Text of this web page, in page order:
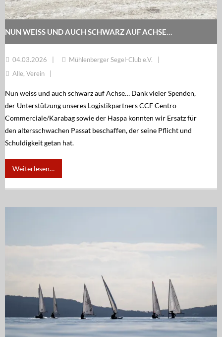
NUN WEISS UND AUCH SCHWARZ AUF ACHSE…
04.03.2026
Mühlenberger Segel-Club e.V.
Alle, Verein
Nun weiss und auch schwarz auf Achse… Dank vieler Spenden,
der Unterstützung unseres Logistikpartners CCF Centro
Commerciale/Karabag sowie der Haspa konnten wir Ersatz für
den altersschwachen Passat beschaffen, der seine Pflicht und
Schuldigkeit getan hat.
Weiterlesen…